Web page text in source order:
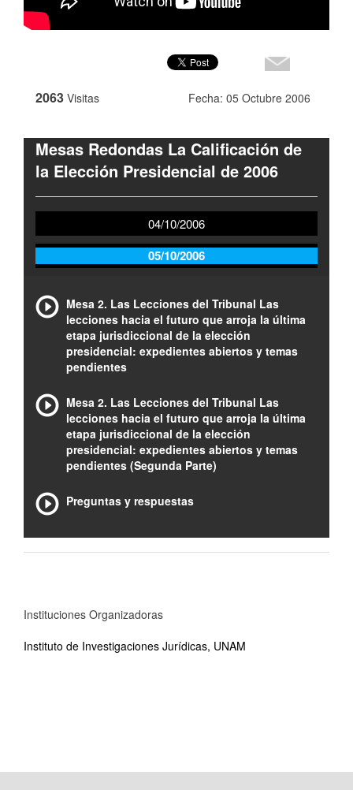
2063 Visitas Fecha: 05 Octubre 2006
Mesas Redondas La Calificación de
la Elección Presidencial de 2006
04/10/2006
05/10/2006
Mesa 2. Las Lecciones del Tribunal Las
lecciones hacia el futuro que arroja la última
etapa jurisdiccional de la elección
presidencial: expedientes abiertos y temas
pendientes
Mesa 2. Las Lecciones del Tribunal Las
lecciones hacia el futuro que arroja la última
etapa jurisdiccional de la elección
presidencial: expedientes abiertos y temas
pendientes (Segunda Parte)
Preguntas y respuestas
Instituciones Organizadoras
Instituto de Investigaciones Jurídicas, UNAM